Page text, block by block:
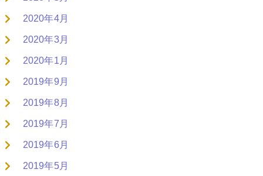
2020年4月
2020年3月
2020年1月
2019年9月
2019年8月
2019年7月
2019年6月
2019年5月